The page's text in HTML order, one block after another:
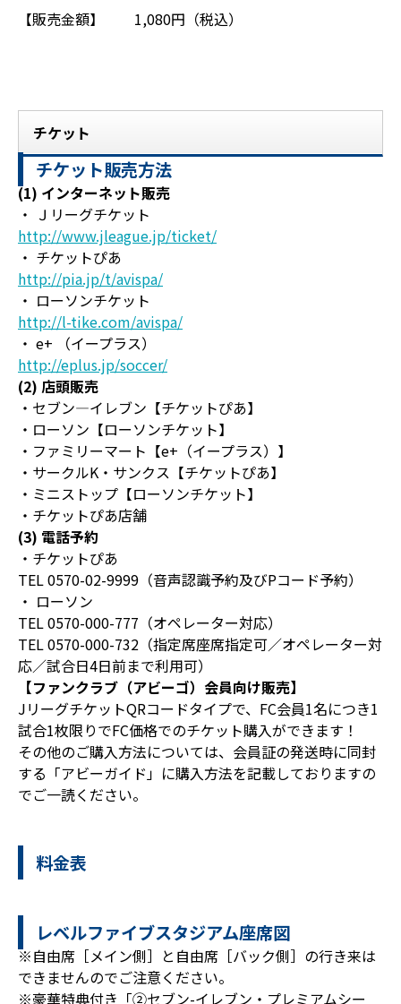
【販売金額】
1,080円（税込）
チケット
チケット販売方法
(1) インターネット販売
・ Ｊリーグチケット
http://www.jleague.jp/ticket/
・ チケットぴあ
http://pia.jp/t/avispa/
・ ローソンチケット
http://l-tike.com/avispa/
・ e+ （イープラス）
http://eplus.jp/soccer/
(2) 店頭販売
・セブン―イレブン【チケットぴあ】
・ローソン【ローソンチケット】
・ファミリーマート【e+（イープラス）】
・サークルK・サンクス【チケットぴあ】
・ミニストップ【ローソンチケット】
・チケットぴあ店舗
(3) 電話予約
・チケットぴあ
TEL 0570-02-9999（音声認識予約及びPコード予約）
・ ローソン
TEL 0570-000-777（オペレーター対応）
TEL 0570-000-732（指定席座席指定可／オペレーター対
応／試合日4日前まで利用可）
【ファンクラブ（アビーゴ）会員向け販売】
JリーグチケットQRコードタイプで、FC会員1名につき1
試合1枚限りでFC価格でのチケット購入ができます！
その他のご購入方法については、会員証の発送時に同封
する「アビーガイド」に購入方法を記載しておりますの
でご一読ください。
料金表
レベルファイブスタジアム座席図
※自由席［メイン側］と自由席［バック側］の行き来は
できませんのでご注意ください。
※豪華特典付き「②セブン-イレブン・プレミアムシー